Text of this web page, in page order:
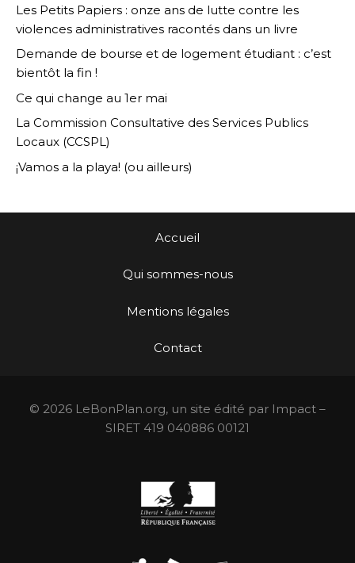
Les Petits Papiers : onze ans de lutte contre les
violences administratives racontés dans un livre
Demande de bourse et de logement étudiant : c’est
bientôt la fin !
Ce qui change au 1er mai
La Commission Consultative des Services Publics
Locaux (CCSPL)
¡Vamos a la playa! (ou ailleurs)
Accueil
Qui sommes-nous
Mentions légales
Contact
© 2026 LeBonPlan.org, un site édité par Impact –
SIRET 419 040886 00121